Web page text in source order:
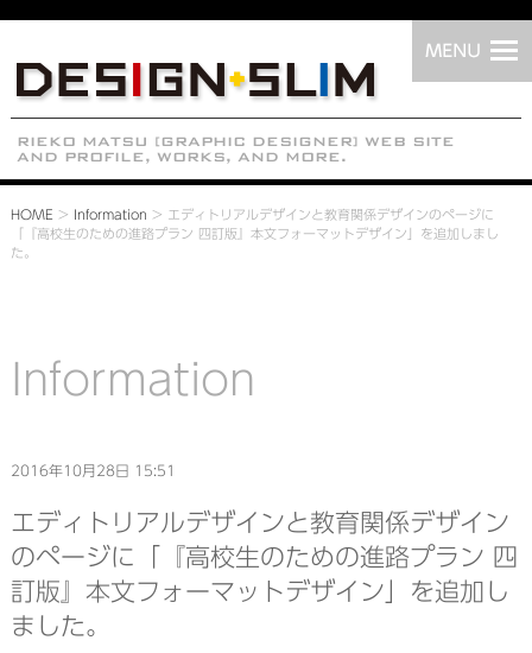
HOME > Information > エディトリアルデザインと教育関係デザインのページに
「『高校生のための進路プラン 四訂版』本文フォーマットデザイン」を追加しまし
た。
Information
2016年10月28日 15:51
エディトリアルデザインと教育関係デザイン
のページに「『高校生のための進路プラン 四
訂版』本文フォーマットデザイン」を追加し
ました。